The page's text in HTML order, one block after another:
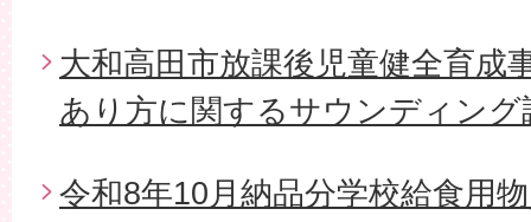
大和高田市放課後児童健全育成
あり方に関するサウンディン
令和8年10月納品分学校給食用